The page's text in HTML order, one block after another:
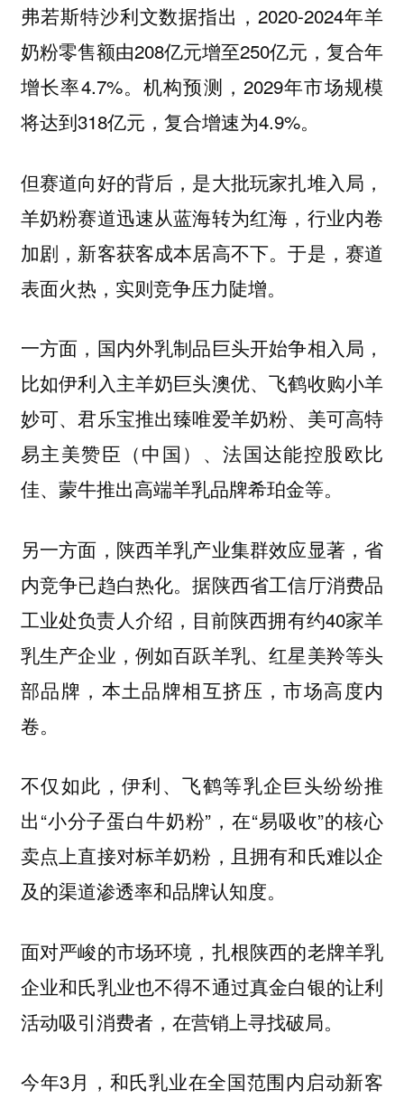
弗若斯特沙利文数据指出，2020-2024年羊
奶粉零售额由208亿元增至250亿元，复合年
增长率4.7%。机构预测，2029年市场规模
将达到318亿元，复合增速为4.9%。
但赛道向好的背后，是大批玩家扎堆入局，
羊奶粉赛道迅速从蓝海转为红海，行业内卷
加剧，新客获客成本居高不下。于是，赛道
表面火热，实则竞争压力陡增。
一方面，国内外乳制品巨头开始争相入局，
比如伊利入主羊奶巨头澳优、飞鹤收购小羊
妙可、君乐宝推出臻唯爱羊奶粉、美可高特
易主美赞臣（中国）、法国达能控股欧比
佳、蒙牛推出高端羊乳品牌希珀金等。
另一方面，陕西羊乳产业集群效应显著，省
内竞争已趋白热化。据陕西省工信厅消费品
工业处负责人介绍，目前陕西拥有约40家羊
乳生产企业，例如百跃羊乳、红星美羚等头
部品牌，本土品牌相互挤压，市场高度内
卷。
不仅如此，伊利、飞鹤等乳企巨头纷纷推
出“小分子蛋白牛奶粉”，在“易吸收”的核心
卖点上直接对标羊奶粉，且拥有和氏难以企
及的渠道渗透率和品牌认知度。
面对严峻的市场环境，扎根陕西的老牌羊乳
企业和氏乳业也不得不通过真金白银的让利
活动吸引消费者，在营销上寻找破局。
今年3月，和氏乳业在全国范围内启动新客